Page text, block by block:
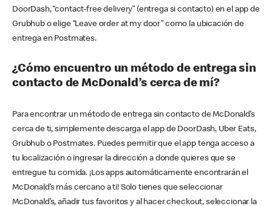
DoorDash, “contact-free delivery” (entrega si contacto) en el app de
Grubhub o elige “Leave order at my door” como la ubicación de
entrega en Postmates.
¿Cómo encuentro un método de entrega sin
contacto de McDonald’s cerca de mí?
Para encontrar un método de entrega sin contacto de McDonald’s
cerca de ti, simplemente descarga el app de DoorDash, Uber Eats,
Grubhub o Postmates. Puedes permitir que el app tenga acceso a
tu localización o ingresar la dirección a donde quieres que se
entregue tu comida. ¡Los apps automáticamente encontrarán el
McDonald’s más cercano a ti! Solo tienes que seleccionar
McDonald’s, añadir tus favoritos y al hacer checkout, seleccionar la